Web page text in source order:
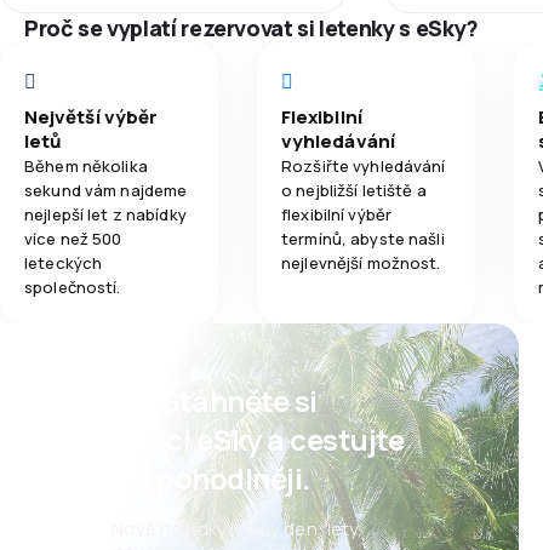
Síť spojení 4,0
Komfort cestování 2,0
Přeprava zavazadel 1,0
Jídla 3,0
Ceny letenek
Komfort
Přeprava
Proč se vyplatí rezervovat si letenky s eSky?
Největší výběr
letů
Během několika
sekund vám najdeme
nejlepší let z nabídky
více než 500
leteckých
společností.
Flexibilní
vyhledávání
Rozšiřte vyhledávání
o nejbližší letiště a
flexibilní výběr
termínů, abyste našli
nejlevnější možnost.
Psst! Stáhněte si
aplikaci eSky a cestujte
ještě pohodlněji.
Nové nabídky každý den: lety,